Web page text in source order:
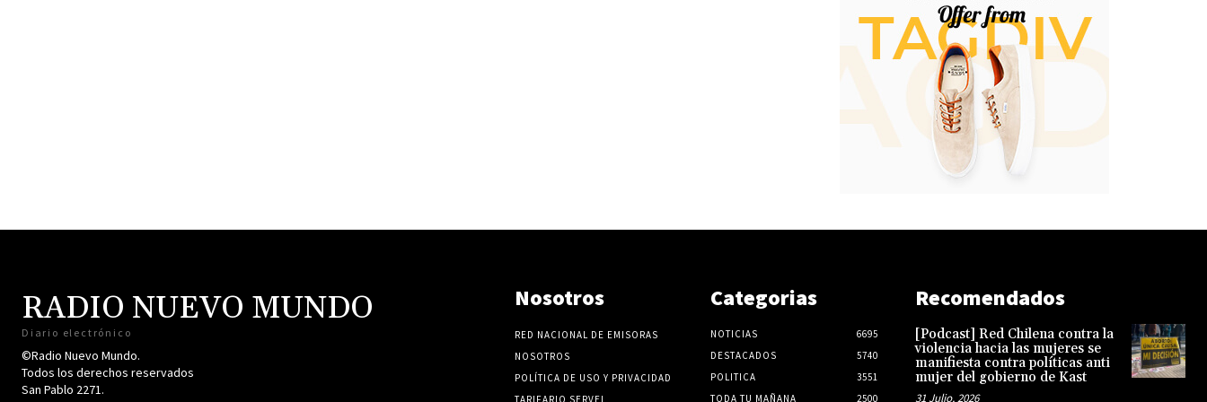
RADIO NUEVO MUNDO
Diario electrónico
©Radio Nuevo Mundo.
Todos los derechos reservados
San Pablo 2271.
Nosotros
RED NACIONAL DE EMISORAS
NOSOTROS
POLÍTICA DE USO Y PRIVACIDAD
TARIFARIO SERVEL
Categorias
NOTICIAS
6695
DESTACADOS
5740
POLITICA
3551
TODA TU MAÑANA
2500
Recomendados
[Podcast] Red Chilena contra la
violencia hacia las mujeres se
manifiesta contra políticas anti
mujer del gobierno de Kast
31 Julio, 2026